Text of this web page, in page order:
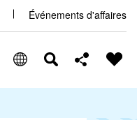
Événements d'affaires